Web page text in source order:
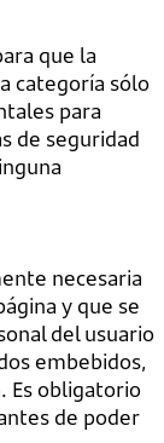
que la
categoría sólo
para
de seguridad
necesaria
y que se
del usuario
embebidos,
Es obligatorio
de poder